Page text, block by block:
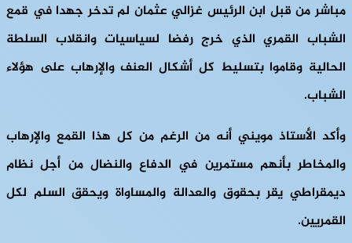
مباشر من قبل ابن الرئيس غزالي عثمان لم تدخر جهدا في قمع
الشباب القمري الذي خرج رفضا لسياسيات وانقلاب السلطة
الحالية وقاموا بتسليط كل أشكال العنف والإرهاب على هؤلاء
الشباب.
وأكد الأستاذ مويني أنه من الرغم من كل هذا القمع والإرهاب
والمخاطر بأنهم مستمرين في الدفاع والنضال من أجل نظام
ديمقراطي يقر بحقوق والعدالة والمساواة ويحقق السلم لكل
القمريين.